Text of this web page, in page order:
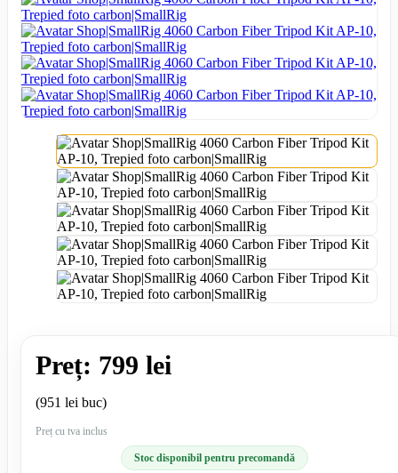
Preț: 799 lei
(951 lei buc)
Preț cu tva inclus
Stoc disponibil pentru precomandă